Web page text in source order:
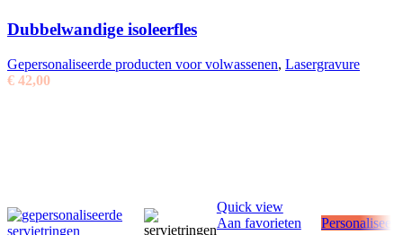
Dubbelwandige isoleerfles
Gepersonaliseerde producten voor volwassenen, Lasergravure
€ 42,00
Quick view
Aan favorieten
Personaliseer